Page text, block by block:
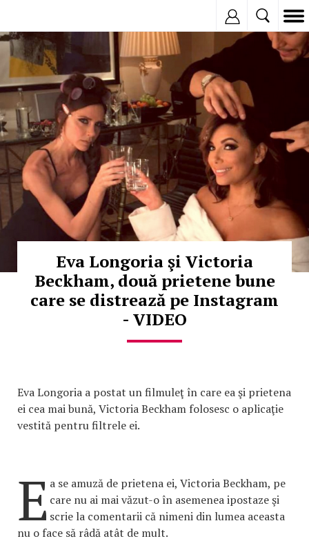
© Copyright:
Eva Longoria şi Victoria
Beckham, două prietene bune
care se distrează pe Instagram
- VIDEO
Eva Longoria a postat un filmuleţ în care ea şi prietena
ei cea mai bună, Victoria Beckham folosesc o aplicaţie
vestită pentru filtrele ei.
E a se amuză de prietena ei, Victoria Beckham, pe
care nu ai mai văzut-o în asemenea ipostaze şi
scrie la comentarii că nimeni din lumea aceasta
nu o face să râdă atât de mult.